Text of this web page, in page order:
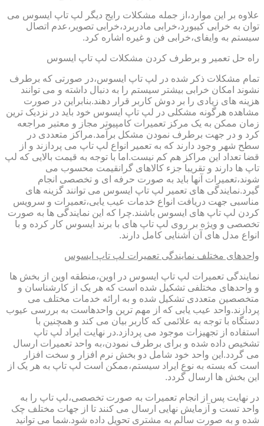
علاوه بر این موارد،از جمله مشکلات رایج دیگر لپ تاپ ایسوس می
توان به خرابی کیبورد،خرابی مادربرد،خرابی تصویر،عدم اتصال
سیستم به وایفای،خرابی فن و غیره اشاره کرد.
راه حل تعمیر و برطرف کردن مشکلات لپ تاپ ایسوس
تمام مشکلات ذکر شده در لپ تاپ ایسوس،در صورتی که برطرف
نشوند امکان خرابی بیشتر سیستم را به دنبال داشته و می توانند
هزینه های زیادی را بر دوش کاربر قرار دهند.بنابراین در صورت
مشاهده هرگونه مشکلی در لپ تاپ ایسوس خود باید در نزدیک ترین
زمان ممکن به یک مرکز تعمیرات کامپیوتر مجاز و معتبر مراجعه
کرد و در جهت برطرف نمودن مشکل برآمد.مراکز متعددی در
سطح شهر وجود دارند که به تعمیر انواع لپ تاپ می پردازند و از
قضا تعداد این مراکز هم کم نیست.اما با توجه به قیمت بالایی که لپ
تاپ ها دارند و تقریبا جزء کالاهای گرانقیمت محسوب می
شوند،تعمیرات آنها باید به صورت حرفه ای و تخصصی انجام
گیرد.نمایندگی های تعمیر لپ تاپ ایسوس می توانند گزینه های
مناسبی جهت دریافت انواع خدمات عیب یابی،تعمیرات و سرویس
کردن لپ تاپ های ایسوس باشند.چرا که این نمایندگی ها به صورت
تخصصی و ویژه بر روی لپ تاپ های با برند ایسوس کار کرده و با
انواع مدل های آن آشنایی کامل دارند.
واحدهای مختلف نمایندگی تعمیرات لپ تاپ ایسوس
نمایندگی تعمیرات لپ تاپ ایسوس در اوین،منطقه اوین از بخش ها
و واحدهای مختلفی تشکیل شده است که هر یک از کارشناسان و
متخصصین متعددی تشکیل شده و به ارائه خدمات مختلف می
پردازند.واحد عیب یابی که از مهم ترین واحدهاست به بررسی عیوب
دستگاه با توجه به علائمی که کاربر بیان می کند و همچنین با
استفاده از تجهیزات موجود می پردازد.در نهایت ایراد لپ تاپ
تشخیص داده شده و برای برطرف نمودن،به واحد تعمیرات ارسال
می گردد.این واحد خود شامل دو بخش نرم افزار و سخت افزار
است که بسته به نوع ایراد سیستم،ممکن است لپ تاپ به هر یک از
این بخش ها ارسال گردد.
در نهایت پس از انجام تعمیرات به صورت تخصصی،لپ تاپ را به
واحد تست و آزمایش نهایی ارسال می کنند تا از جهات مختلف چک
شده و به صورت سالم به مشتری تحویل داده شود.شما می توانید